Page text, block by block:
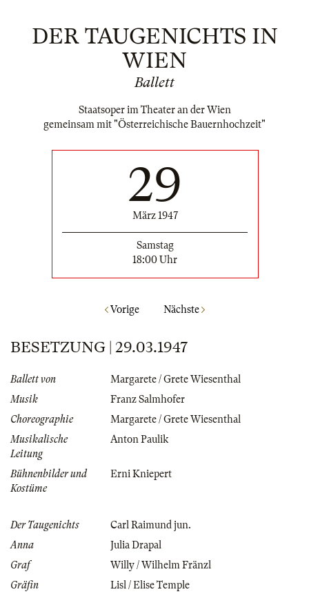
DER TAUGENICHTS IN
WIEN
Ballett
Staatsoper im Theater an der Wien
gemeinsam mit "Österreichische Bauernhochzeit"
29
März 1947
Samstag
18:00 Uhr
Vorige Nächste
BESETZUNG | 29.03.1947
Ballett von
Margarete / Grete Wiesenthal
Musik
Franz Salmhofer
Choreographie
Margarete / Grete Wiesenthal
Musikalische
Leitung
Anton Paulik
Bühnenbilder und
Kostüme
Erni Kniepert
Der Taugenichts
Carl Raimund jun.
Anna
Julia Drapal
Graf
Willy / Wilhelm Fränzl
Gräfin
Lisl / Elise Temple